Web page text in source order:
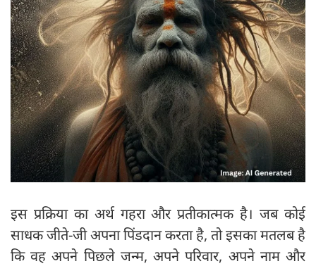
इस प्रक्रिया का अर्थ गहरा और प्रतीकात्मक है। जब कोई
साधक जीते-जी अपना पिंडदान करता है, तो इसका मतलब है
कि वह अपने पिछले जन्म, अपने परिवार, अपने नाम और